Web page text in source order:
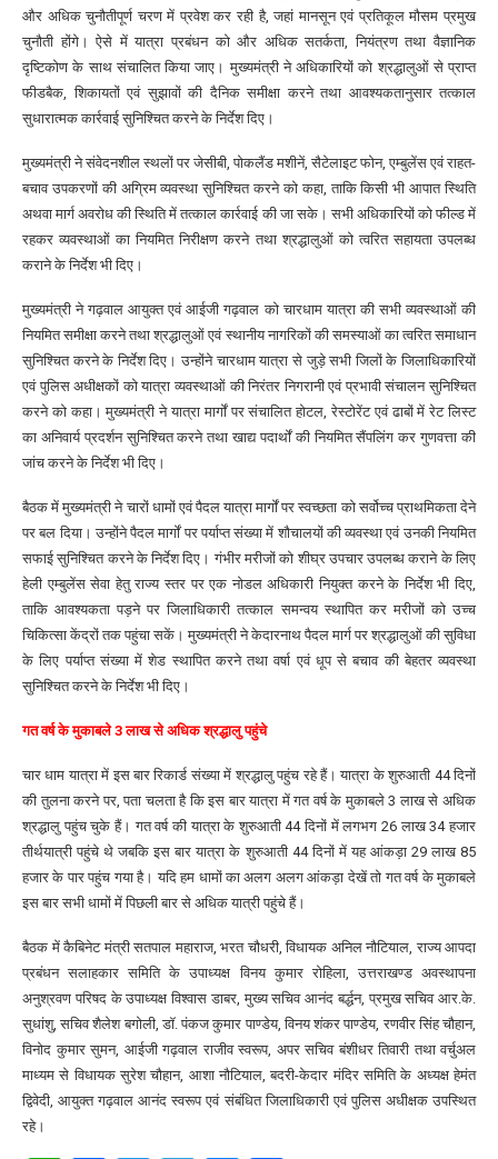
और अधिक चुनौतीपूर्ण चरण में प्रवेश कर रही है, जहां मानसून एवं प्रतिकूल मौसम प्रमुख
चुनौती होंगे। ऐसे में यात्रा प्रबंधन को और अधिक सतर्कता, नियंत्रण तथा वैज्ञानिक
दृष्टिकोण के साथ संचालित किया जाए। मुख्यमंत्री ने अधिकारियों को श्रद्धालुओं से प्राप्त
फीडबैक, शिकायतों एवं सुझावों की दैनिक समीक्षा करने तथा आवश्यकतानुसार तत्काल
सुधारात्मक कार्रवाई सुनिश्चित करने के निर्देश दिए।
मुख्यमंत्री ने संवेदनशील स्थलों पर जेसीबी, पोकलैंड मशीनें, सैटेलाइट फोन, एम्बुलेंस एवं राहत-
बचाव उपकरणों की अग्रिम व्यवस्था सुनिश्चित करने को कहा, ताकि किसी भी आपात स्थिति
अथवा मार्ग अवरोध की स्थिति में तत्काल कार्रवाई की जा सके। सभी अधिकारियों को फील्ड में
रहकर व्यवस्थाओं का नियमित निरीक्षण करने तथा श्रद्धालुओं को त्वरित सहायता उपलब्ध
कराने के निर्देश भी दिए।
मुख्यमंत्री ने गढ़वाल आयुक्त एवं आईजी गढ़वाल को चारधाम यात्रा की सभी व्यवस्थाओं की
नियमित समीक्षा करने तथा श्रद्धालुओं एवं स्थानीय नागरिकों की समस्याओं का त्वरित समाधान
सुनिश्चित करने के निर्देश दिए। उन्होंने चारधाम यात्रा से जुड़े सभी जिलों के जिलाधिकारियों
एवं पुलिस अधीक्षकों को यात्रा व्यवस्थाओं की निरंतर निगरानी एवं प्रभावी संचालन सुनिश्चित
करने को कहा। मुख्यमंत्री ने यात्रा मार्गों पर संचालित होटल, रेस्टोरेंट एवं ढाबों में रेट लिस्ट
का अनिवार्य प्रदर्शन सुनिश्चित करने तथा खाद्य पदार्थों की नियमित सैंपलिंग कर गुणवत्ता की
जांच करने के निर्देश भी दिए।
बैठक में मुख्यमंत्री ने चारों धामों एवं पैदल यात्रा मार्गों पर स्वच्छता को सर्वोच्च प्राथमिकता देने
पर बल दिया। उन्होंने पैदल मार्गों पर पर्याप्त संख्या में शौचालयों की व्यवस्था एवं उनकी नियमित
सफाई सुनिश्चित करने के निर्देश दिए। गंभीर मरीजों को शीघ्र उपचार उपलब्ध कराने के लिए
हेली एम्बुलेंस सेवा हेतु राज्य स्तर पर एक नोडल अधिकारी नियुक्त करने के निर्देश भी दिए,
ताकि आवश्यकता पड़ने पर जिलाधिकारी तत्काल समन्वय स्थापित कर मरीजों को उच्च
चिकित्सा केंद्रों तक पहुंचा सकें। मुख्यमंत्री ने केदारनाथ पैदल मार्ग पर श्रद्धालुओं की सुविधा
के लिए पर्याप्त संख्या में शेड स्थापित करने तथा वर्षा एवं धूप से बचाव की बेहतर व्यवस्था
सुनिश्चित करने के निर्देश भी दिए।
गत वर्ष के मुकाबले 3 लाख से अधिक श्रद्धालु पहुंचे
चार धाम यात्रा में इस बार रिकार्ड संख्या में श्रद्धालु पहुंच रहे हैं। यात्रा के शुरुआती 44 दिनों
की तुलना करने पर, पता चलता है कि इस बार यात्रा में गत वर्ष के मुकाबले 3 लाख से अधिक
श्रद्धालु पहुंच चुके हैं। गत वर्ष की यात्रा के शुरुआती 44 दिनों में लगभग 26 लाख 34 हजार
तीर्थयात्री पहुंचे थे जबकि इस बार यात्रा के शुरुआती 44 दिनों में यह आंकड़ा 29 लाख 85
हजार के पार पहुंच गया है। यदि हम धामों का अलग अलग आंकड़ा देखें तो गत वर्ष के मुकाबले
इस बार सभी धामों में पिछली बार से अधिक यात्री पहुंचे हैं।
बैठक में कैबिनेट मंत्री सतपाल महाराज, भरत चौधरी, विधायक अनिल नौटियाल, राज्य आपदा
प्रबंधन सलाहकार समिति के उपाध्यक्ष विनय कुमार रोहिला, उत्तराखण्ड अवस्थापना
अनुश्रवण परिषद के उपाध्यक्ष विश्वास डाबर, मुख्य सचिव आनंद बर्द्धन, प्रमुख सचिव आर.के.
सुधांशु, सचिव शैलेश बगोली, डॉ. पंकज कुमार पाण्डेय, विनय शंकर पाण्डेय, रणवीर सिंह चौहान,
विनोद कुमार सुमन, आईजी गढ़वाल राजीव स्वरूप, अपर सचिव बंशीधर तिवारी तथा वर्चुअल
माध्यम से विधायक सुरेश चौहान, आशा नौटियाल, बदरी-केदार मंदिर समिति के अध्यक्ष हेमंत
द्विवेदी, आयुक्त गढ़वाल आनंद स्वरूप एवं संबंधित जिलाधिकारी एवं पुलिस अधीक्षक उपस्थित
रहे।